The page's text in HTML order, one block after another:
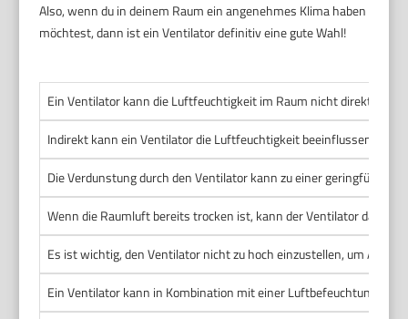
Also, wenn du in deinem Raum ein angenehmes Klima haben
möchtest, dann ist ein Ventilator definitiv eine gute Wahl!
Ein Ventilator kann die Luftfeuchtigkeit im Raum nicht direkt
Indirekt kann ein Ventilator die Luftfeuchtigkeit beeinflussen,
Die Verdunstung durch den Ventilator kann zu einer
Wenn die Raumluft bereits trocken ist, kann der Ventilator das
Es ist wichtig, den Ventilator nicht zu hoch einzustellen, um
Ein Ventilator kann in Kombination mit einer Luftbefeuchtung